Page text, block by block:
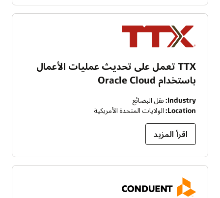
TTX تعمل على تحديث عمليات الأعمال
باستخدام Oracle Cloud
Industry: نقل البضائع
Location: الولايات المتحدة الأمريكية
اقرأ المزيد